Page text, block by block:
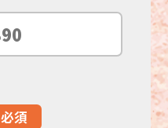
必須